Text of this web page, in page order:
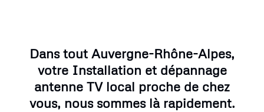
Dans tout Auvergne-Rhône-Alpes,
votre Installation et dépannage
antenne TV local proche de chez
vous, nous sommes là rapidement.